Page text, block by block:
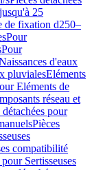
25
de fixation d250–
Pour
Pour
d'eaux
pluvialesEléments
Eléments de
réseau et
détachées pour
Pièces
compatibilité
Sertisseuses